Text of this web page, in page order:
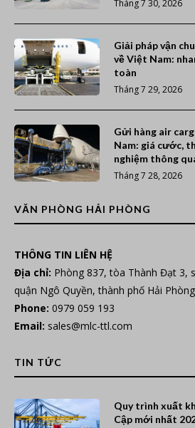
Tháng 7 30, 2026
Giải pháp vận
về Việt Nam:
toàn
Tháng 7 29, 2026
Gửi hàng air
Nam: giá cước,
nghiệm thông
Tháng 7 28, 2026
VĂN PHÒNG HẢI PHÒNG
THÔNG TIN LIÊN HỆ
Địa chỉ: Phòng 837, tòa Thành Đạt 3,
quận Ngô Quyền, thành phố Hải Phòng
Phone: 0979 059 193
Email: sales@mlc-ttl.com
TIN TỨC
Quy trình xuất
Cập mới nhất